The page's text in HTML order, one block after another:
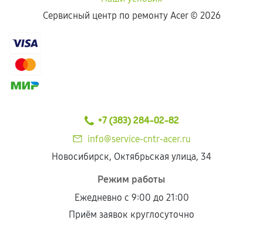
Сервисный центр по ремонту Acer © 2026
+7 (383) 284-02-82
info@service-cntr-acer.ru
Новосибирск, Октябрьская улица, 34
Режим работы
Ежедневно с 9:00 до 21:00
Приём заявок круглосуточно